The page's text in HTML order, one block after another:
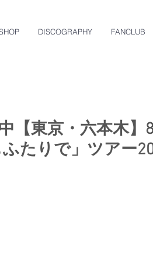
DISCOGRAPHY FANCLUB
【東京・六本木】
たりで」ツアー